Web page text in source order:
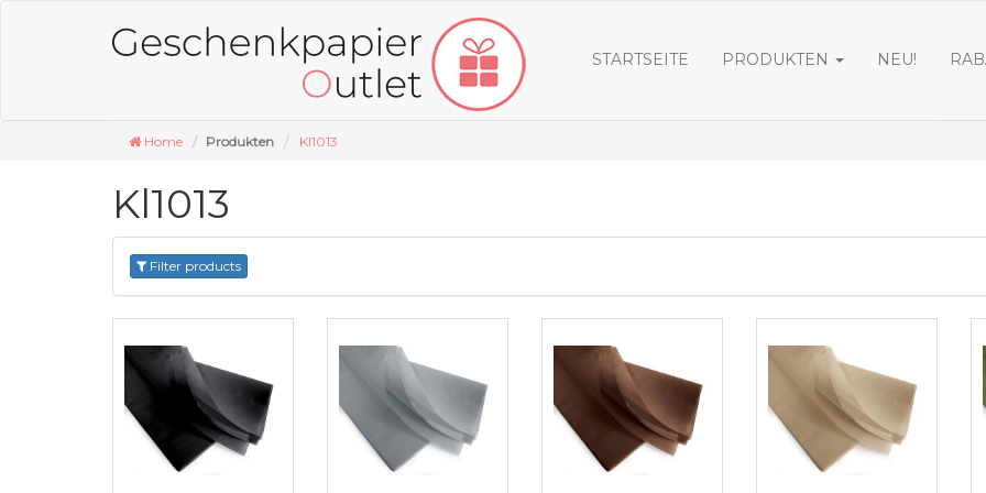
STARTSEITE PRODUKTEN NEU!
Home Produkten Kl1013
Kl1013
Filter products